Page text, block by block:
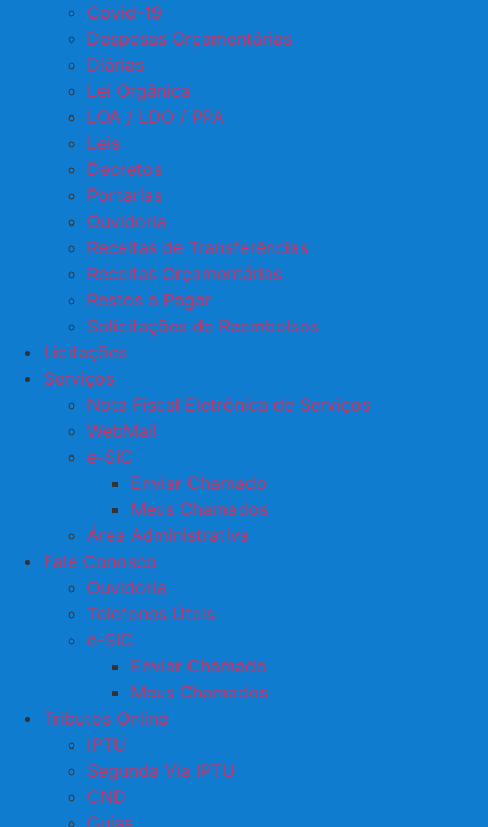
Covid-19
Despesas Orçamentárias
Diárias
Lei Orgânica
LOA / LDO / PPA
Leis
Decretos
Portarias
Ouvidoria
Receitas de Transferências
Receitas Orçamentárias
Restos a Pagar
Solicitações de Reembolsos
Licitações
Serviços
Nota Fiscal Eletrônica de Serviços
WebMail
e-SIC
Enviar Chamado
Meus Chamados
Área Administrativa
Fale Conosco
Ouvidoria
Telefones Úteis
e-SIC
Enviar Chamado
Meus Chamados
Tributos Online
IPTU
Segunda Via IPTU
CND
Guias